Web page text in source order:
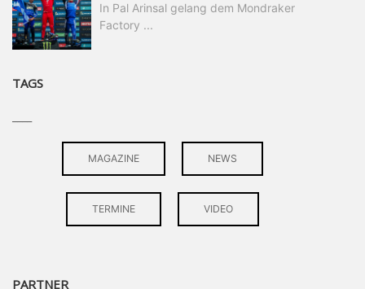
In Pal Arinsal gelang dem Mondraker
Factory ...
TAGS
MAGAZINE NEWS
TERMINE VIDEO
PARTNER